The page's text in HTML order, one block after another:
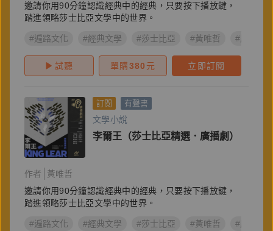
邀請你用90分鐘認識經典中的經典，只要按下播放鍵，
踏進領略莎士比亞文學中的世界。
#遍路文化 #經典文學 #莎士比亞 #黃唯哲 #廣播劇
試聽 單購380 元 立即訂閱
訂閱 有聲書
文學小說
李爾王（莎士比亞精選．廣播劇）
作者
黃唯哲
邀請你用90分鐘認識經典中的經典，只要按下播放鍵，
踏進領略莎士比亞文學中的世界。
#遍路文化 #經典文學 #莎士比亞 #黃唯哲 #廣播劇